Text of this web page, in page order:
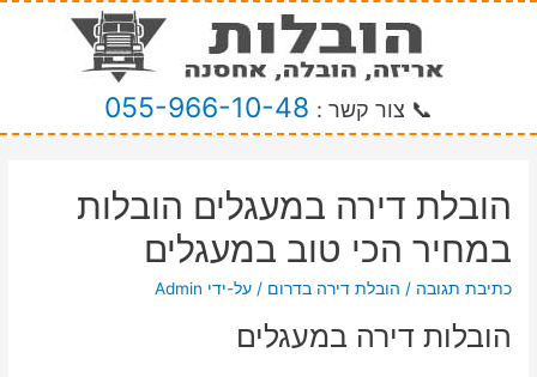
📞 צור קשר : 055-966-10-48
הובלת דירה במעגלים הובלות
במחיר הכי טוב במעגלים
כתיבת תגובה / הובלת דירה בדרום / על-ידי Admin
הובלות דירה במעגלים